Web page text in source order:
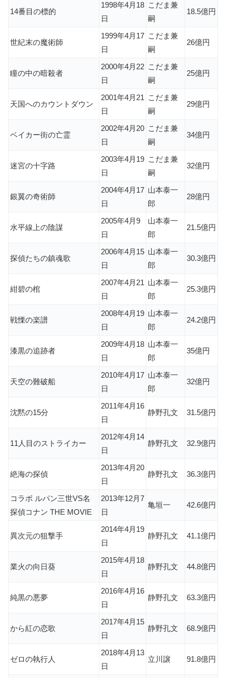
14番目の標的
1998年4月18
日
こだま兼
嗣
18.5億円
世紀末の魔術師
1999年4月17
日
こだま兼
嗣
26億円
瞳の中の暗殺者
2000年4月22
日
こだま兼
嗣
25億円
天国へのカウントダウン
2001年4月21
日
こだま兼
嗣
29億円
ベイカー街の亡霊
2002年4月20
日
こだま兼
嗣
34億円
迷宮の十字路
2003年4月19
日
こだま兼
嗣
32億円
銀翼の奇術師
2004年4月17
日
山本泰一
郎
28億円
水平線上の陰謀
2005年4月9
日
山本泰一
郎
21.5億円
探偵たちの鎮魂歌
2006年4月15
日
山本泰一
郎
30.3億円
紺碧の棺
2007年4月21
日
山本泰一
郎
25.3億円
戦慄の楽譜
2008年4月19
日
山本泰一
郎
24.2億円
漆黒の追跡者
2009年4月18
日
山本泰一
郎
35億円
天空の難破船
2010年4月17
日
山本泰一
郎
32億円
沈黙の15分
2011年4月16
日
静野孔文 31.5億円
11人目のストライカー
2012年4月14
日
静野孔文 32.9億円
絶海の探偵
2013年4月20
日
静野孔文 36.3億円
コラボ ルパン三世VS名
探偵コナン THE MOVIE
2013年12月7
日
亀垣一 42.6億円
異次元の狙撃手
2014年4月19
日
静野孔文 41.1億円
業火の向日葵
2015年4月18
日
静野孔文 44.8億円
純黒の悪夢
2016年4月16
日
静野孔文 63.3億円
から紅の恋歌
2017年4月15
日
静野孔文 68.9億円
ゼロの執行人
2018年4月13
日
立川譲 91.8億円